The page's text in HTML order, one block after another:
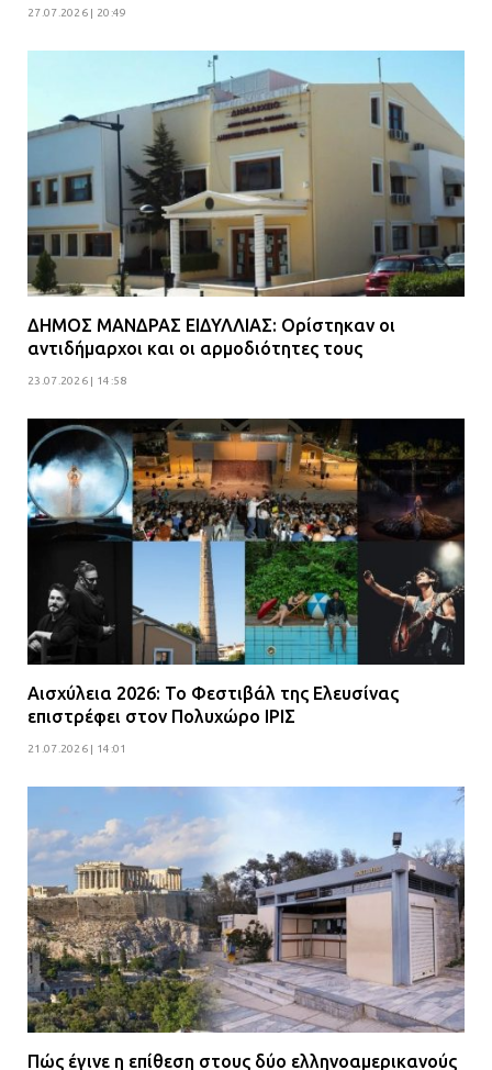
27.07.2026 | 20:49
ΔΗΜΟΣ ΜΑΝΔΡΑΣ ΕΙΔΥΛΛΙΑΣ: Ορίστηκαν οι
αντιδήμαρχοι και οι αρμοδιότητες τους
23.07.2026 | 14:58
Αισχύλεια 2026: Το Φεστιβάλ της Ελευσίνας
επιστρέφει στον Πολυχώρο ΙΡΙΣ
21.07.2026 | 14:01
Πώς έγινε η επίθεση στους δύο ελληνοαμερικανούς